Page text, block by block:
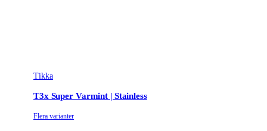
Tikka
T3x Super Varmint | Stainless
Flera varianter